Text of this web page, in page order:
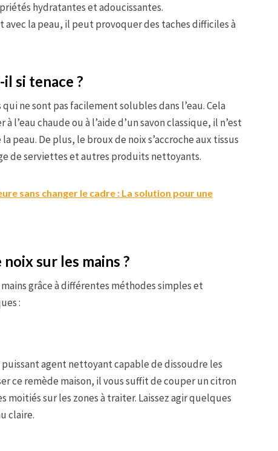
hydratantes et adoucissantes.
la peau, il peut provoquer des taches difficiles à
si tenace ?
ne sont pas facilement solubles dans l’eau. Cela
l’eau chaude ou à l’aide d’un savon classique, il n’est
peau. De plus, le broux de noix s’accroche aux tissus
de serviettes et autres produits nettoyants.
sans changer le cadre : La solution pour une
sur les mains ?
grâce à différentes méthodes simples et
:
agent nettoyant capable de dissoudre les
ce remède maison, il vous suffit de couper un citron
sur les zones à traiter. Laissez agir quelques
claire.